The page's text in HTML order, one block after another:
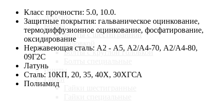
Анкеры
Болты
Болты с шестигранной
головкой
Болты с круглой головкой
Винты
Гайки
Класс прочности: 5.0, 10.0.
Защитные покрытия: гальваническое оцинкование,
термодиффузионное оцинкование, фосфатирование,
оксидирование
Нержавеющая сталь: А2 - А5, А2/А4-70, А2/А4-80,
09Г2С
Латунь
Сталь: 10КП, 20, 35, 40Х, 30ХГСА
Полиамид